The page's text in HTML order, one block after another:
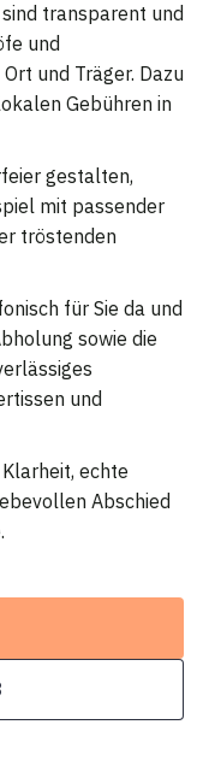
transparent und
und
und Träger. Dazu
Gebühren in
gestalten,
mit passender
tröstenden
für Sie da und
sowie die
und
echte
Abschied